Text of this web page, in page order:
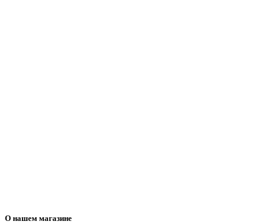
О нашем магазине